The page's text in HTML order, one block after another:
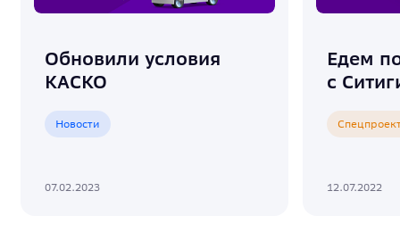
Обновили условия
КАСКО
07.02.2023
Новости
Едем
с
12.07.2022